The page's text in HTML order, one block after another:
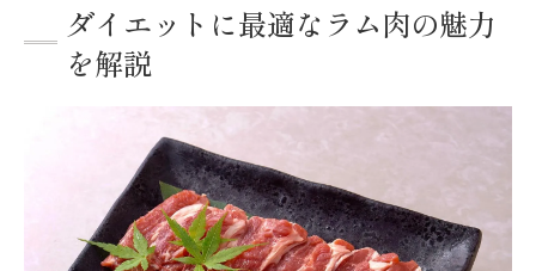
ラム肉とチキンのカロリー比較と特徴
ラム肉のLカルニチンが脂肪燃焼を促進
高たんぱく低カロリーなラム肉の魅力
鶏肉と違うラム肉ならではの満腹感
体臭が気になる方必見のラム肉選び術
ダイエットに最適なラム肉の魅力
を解説